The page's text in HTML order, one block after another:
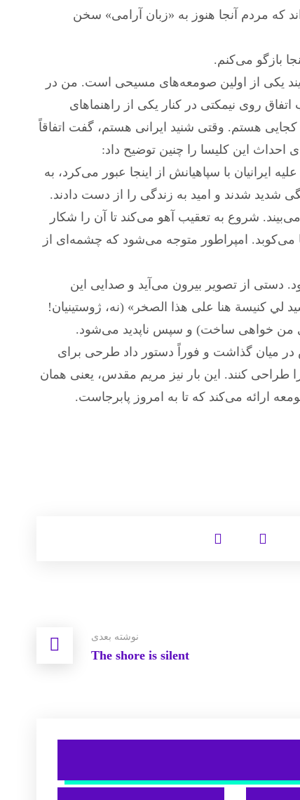
که مردم آنجا هنوز به «زبان آرامی» سخن
بازگو می‌کنم.
یکی از اولین صومعه‌های مسیحی است. من در
روی نیمکتی در کنار یکی از راهنماهای
هستم. وقتی شنید ایرانی هستم، گفت اتفاقاً
این کلیسا را چنین توضیح داد:
ایرانیان با سپاهیانش از اینجا عبور می‌کرد، به
شدید شدند و امید به زندگی را از دست دادند.
شروع به تعقیب آهو می‌کند تا آن را شکار
امپراطور متوجه می‌شود که چشمه‌ای از
دستی از تصویر بیرون می‌آید و صدایی این
لي كنيسة هنا على هذا الصخر» (نه، ژوستینیان!
من خواهی ساخت) و سپس ناپدید می‌شود.
در میان گذاشت و فوراً دستور داد طرحی برای
طراحی کنند. این بار نیز مریم مقدس، یعنی همان
ارائه می‌کند که تا به امروز پابرجاست.
نوشته بعدی
The shore is silent